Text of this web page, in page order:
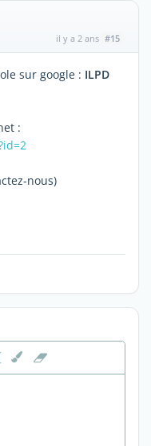
il y a 2 ans #15
sur google : ILPD
:
nous)